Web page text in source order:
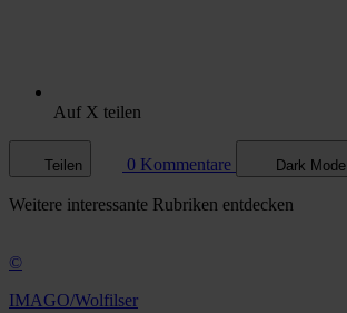
Auf X teilen
Teilen 0 Kommentare Dark Mode
Weitere interessante Rubriken entdecken
©
IMAGO/Wolfilser